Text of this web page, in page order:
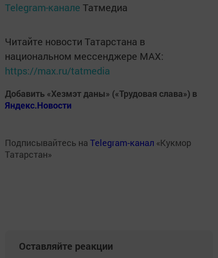
Telegram-канале Татмедиа
Читайте новости Татарстана в
национальном мессенджере MАХ:
https://max.ru/tatmedia
Добавить «Хезмэт даны» («Трудовая слава») в
Яндекс.Новости
Подписывайтесь на Telegram-канал «Кукмор
Татарстан»
Оставляйте реакции